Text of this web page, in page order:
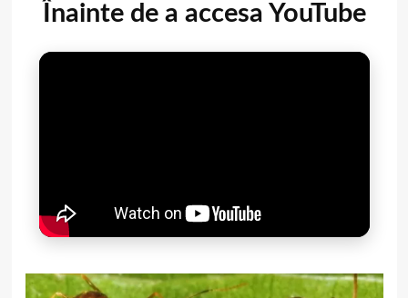
Înainte de a accesa YouTube